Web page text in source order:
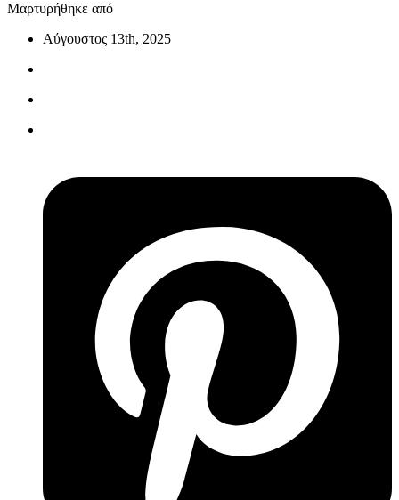
Μαρτυρήθηκε από
Αύγουστος 13th, 2025